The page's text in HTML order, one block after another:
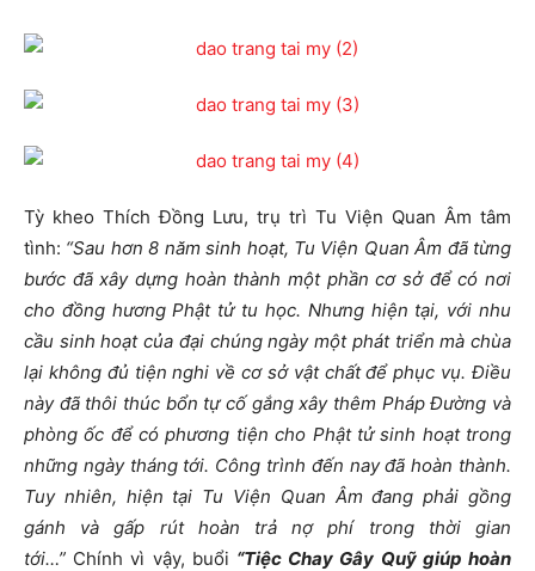
Tỳ kheo Thích Đồng Lưu, trụ trì Tu Viện Quan Âm tâm
tình: “Sau hơn 8 năm sinh hoạt, Tu Viện Quan Âm đã từng
bước đã xây dựng hoàn thành một phần cơ sở để có nơi
cho đồng hương Phật tử tu học. Nhưng hiện tại, với nhu
cầu sinh hoạt của đại chúng ngày một phát triển mà chùa
lại không đủ tiện nghi về cơ sở vật chất để phục vụ. Điều
này đã thôi thúc bổn tự cố gắng xây thêm Pháp Đường và
phòng ốc để có phương tiện cho Phật tử sinh hoạt trong
những ngày tháng tới. Công trình đến nay đã hoàn thành.
Tuy nhiên, hiện tại Tu Viện Quan Âm đang phải gồng
gánh và gấp rút hoàn trả nợ phí trong thời gian
tới…” Chính vì vậy, buổi “Tiệc Chay Gây Quỹ giúp hoàn